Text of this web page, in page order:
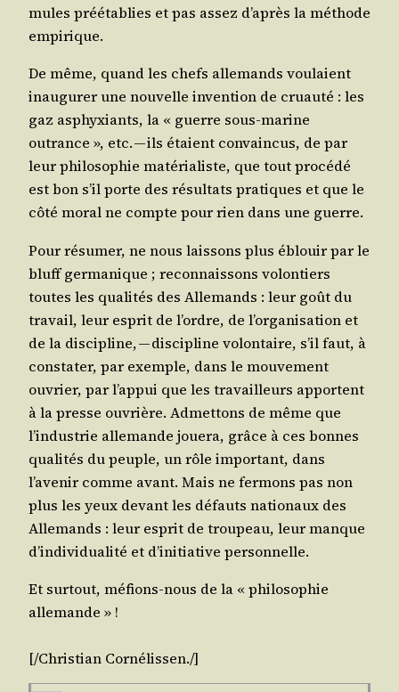
mules pré­éta­blies et pas assez d’après la méthode
empirique.
De même, quand les chefs alle­mands vou­laient
inau­gu­rer une nou­velle inven­tion de cruau­té : les
gaz asphyxiants, la « guerre sous-marine
outrance », etc. — ils étaient convain­cus, de par
leur phi­lo­so­phie maté­ria­liste, que tout pro­cé­dé
est bon s’il porte des résul­tats pra­tiques et que le
côté moral ne compte pour rien dans une guerre.
Pour résu­mer, ne nous lais­sons plus éblouir par le
bluff ger­ma­nique ; recon­naissons volon­tiers
toutes les qua­li­tés des Alle­mands : leur goût du
tra­vail, leur esprit de l’ordre, de l’organisation et
de la dis­ci­pline, — dis­ci­pline volon­taire, s’il faut, à
consta­ter, par exemple, dans le mou­ve­ment
ouvrier, par l’appui que les tra­vailleurs apportent
à la presse ouvrière. Admet­tons de même que
l’industrie alle­mande joue­ra, grâce à ces bonnes
qua­li­tés du peuple, un rôle impor­tant, dans
l’avenir comme avant. Mais ne fer­mons pas non
plus les yeux devant les défauts natio­naux des
Alle­mands : leur esprit de trou­peau, leur manque
d’individualité et d’initiative personnelle.
Et sur­tout, méfions-nous de la « phi­lo­so­phie
allemande » !
[/​Christian Cor­né­lis­sen./​]